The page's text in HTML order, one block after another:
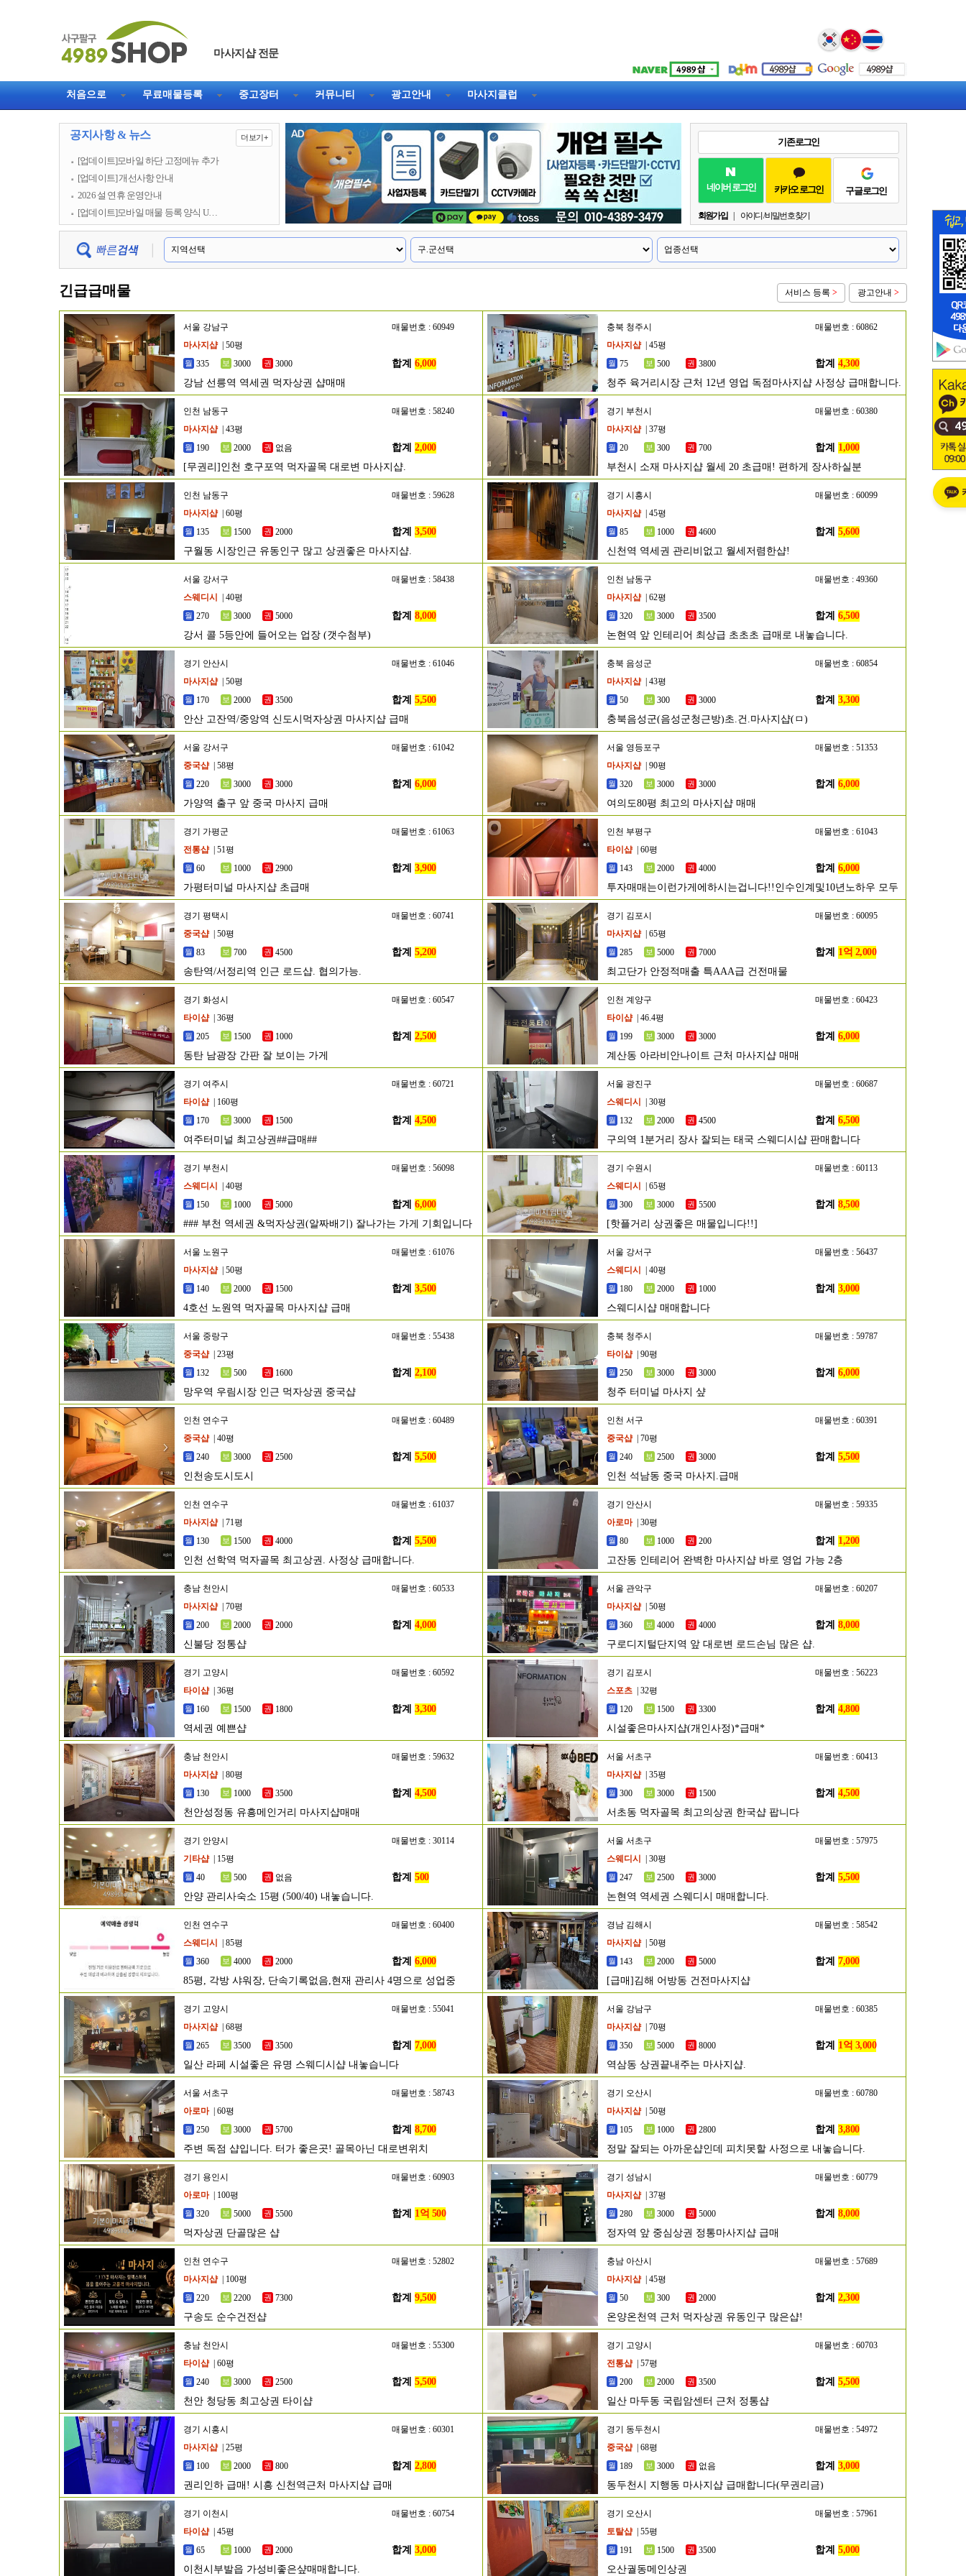
Select Language ▼
마사지샵 전문
처음으로 무료매물등록 중고장터 커뮤니티 광고안내 마사지클럽
공지사항 & 뉴스 더보기+
[업데이트]모바일 하단 고정메뉴 추가
[업데이트] 개선사항 안내
2026 설 연휴 운영안내
[업데이트]모바일 매물 등록 양식 U…
기존 로그인
네이버 로그인 카카오 로그인 구글 로그인
회원가입 아이디 / 비밀번호 찾기
긴급급매물 광고안내 >
서비스 등록 >
서울 강남구
매물번호 : 60949
마사지샵
| 50평
335
3000 3000 합계 6,000
강남 선릉역 역세권 먹자상권 샵매매
충북 청주시
매물번호 : 60862
마사지샵
| 45평
75
500 3800 합계 4,300
청주 육거리시장 근처 12년 영업 독점마사지샵 사정상 급매합니다.
인천 남동구
매물번호 : 58240
마사지샵
| 43평
190
2000 없음 합계 2,000
[무권리]인천 호구포역 먹자골목 대로변 마사지샵.
경기 부천시
매물번호 : 60380
마사지샵
| 37평
20
300 700 합계 1,000
부천시 소재 마사지샵 월세 20 초급매! 편하게 장사하실분
인천 남동구
매물번호 : 59628
마사지샵
| 60평
135
1500 2000 합계 3,500
구월동 시장인근 유동인구 많고 상권좋은 마사지샵.
경기 시흥시
매물번호 : 60099
마사지샵
| 45평
85
1000 4600 합계 5,600
신천역 역세권 관리비없고 월세저렴한샵!
서울 강서구
매물번호 : 58438
스웨디시
| 40평
270
3000 5000 합계 8,000
강서 콜 5등안에 들어오는 업장 (갯수첨부)
인천 남동구
매물번호 : 49360
마사지샵
| 62평
320
3000 3500 합계 6,500
논현역 앞 인테리어 최상급 초초초 급매로 내놓습니다.
경기 안산시
매물번호 : 61046
마사지샵
| 50평
170
2000 3500 합계 5,500
안산 고잔역/중앙역 신도시먹자상권 마사지샵 급매
충북 음성군
매물번호 : 60854
마사지샵
| 43평
50
300 3000 합계 3,300
충북음성군(음성군청근방)초.건.마사지샵(ㅁ)
서울 강서구
매물번호 : 61042
중국샵
| 58평
220
3000 3000 합계 6,000
가양역 출구 앞 중국 마사지 급매
서울 영등포구
매물번호 : 51353
마사지샵
| 90평
320
3000 3000 합계 6,000
여의도80평 최고의 마사지샵 매매
경기 가평군
매물번호 : 61063
전통샵
| 51평
60
1000 2900 합계 3,900
가평터미널 마사지샵 초급매
인천 부평구
매물번호 : 61043
타이샵
| 60평
143
2000 4000 합계 6,000
투자매매는이런가게에하시는겁니다!!인수인계및10년노하우 모두
승계
경기 평택시
매물번호 : 60741
중국샵
| 50평
83
700 4500 합계 5,200
송탄역/서정리역 인근 로드샵. 협의가능.
경기 김포시
매물번호 : 60095
마사지샵
| 65평
285
5000 7000 합계 1억 2,000
최고단가 안정적매출 특AAA급 건전매물
경기 화성시
매물번호 : 60547
타이샵
| 36평
205
1500 1000 합계 2,500
동탄 남광장 간판 잘 보이는 가게
인천 계양구
매물번호 : 60423
타이샵
| 46.4평
199
3000 3000 합계 6,000
계산동 아라비안나이트 근처 마사지샵 매매
경기 여주시
매물번호 : 60721
타이샵
| 160평
170
3000 1500 합계 4,500
여주터미널 최고상권##급매##
서울 광진구
매물번호 : 60687
스웨디시
| 30평
132
2000 4500 합계 6,500
구의역 1분거리 장사 잘되는 태국 스웨디시샵 판매합니다
경기 부천시
매물번호 : 56098
스웨디시
| 40평
150
1000 5000 합계 6,000
### 부천 역세권 &먹자상권(알짜배기) 잘나가는 가게 기회입니다
###
경기 수원시
매물번호 : 60113
스웨디시
| 65평
300
3000 5500 합계 8,500
[핫플거리 상권좋은 매물입니다!!]
서울 노원구
매물번호 : 61076
마사지샵
| 50평
140
2000 1500 합계 3,500
4호선 노원역 먹자골목 마사지샵 급매
서울 강서구
매물번호 : 56437
스웨디시
| 40평
180
2000 1000 합계 3,000
스웨디시샵 매매합니다
서울 중랑구
매물번호 : 55438
중국샵
| 23평
132
500 1600 합계 2,100
망우역 우림시장 인근 먹자상권 중국샵
충북 청주시
매물번호 : 59787
타이샵
| 90평
250
3000 3000 합계 6,000
청주 터미널 마사지 샾
인천 연수구
매물번호 : 60489
중국샵
| 40평
240
3000 2500 합계 5,500
인천송도시도시
인천 서구
매물번호 : 60391
중국샵
| 70평
240
2500 3000 합계 5,500
인천 석남동 중국 마사지.급매
인천 연수구
매물번호 : 61037
마사지샵
| 71평
130
1500 4000 합계 5,500
인천 선학역 먹자골목 최고상권. 사정상 급매합니다.
경기 안산시
매물번호 : 59335
아로마
| 30평
80
1000 200 합계 1,200
고잔동 인테리어 완벽한 마사지샵 바로 영업 가능 2층
충남 천안시
매물번호 : 60533
마사지샵
| 70평
200
2000 2000 합계 4,000
신불당 정통샵
서울 관악구
매물번호 : 60207
마사지샵
| 50평
360
4000 4000 합계 8,000
구로디지털단지역 앞 대로변 로드손님 많은 샵.
경기 고양시
매물번호 : 60592
타이샵
| 36평
160
1500 1800 합계 3,300
역세권 예쁜샵
경기 김포시
매물번호 : 56223
스포츠
| 32평
120
1500 3300 합계 4,800
시설좋은마사지샵(개인사정)*급매*
충남 천안시
매물번호 : 59632
마사지샵
| 80평
130
1000 3500 합계 4,500
천안성정동 유흥메인거리 마사지샵매매
서울 서초구
매물번호 : 60413
마사지샵
| 35평
300
3000 1500 합계 4,500
서초동 먹자골목 최고의상권 한국샵 팝니다
경기 안양시
매물번호 : 30114
기타샵
| 15평
40
500 없음 합계 500
안양 관리사숙소 15평 (500/40) 내놓습니다.
서울 서초구
매물번호 : 57975
스웨디시
| 30평
247
2500 3000 합계 5,500
논현역 역세권 스웨디시 매매합니다.
인천 연수구
매물번호 : 60400
스웨디시
| 85평
360
4000 2000 합계 6,000
85평, 각방 샤워장, 단속기록없음,현재 관리사 4명으로 성업중
경남 김해시
매물번호 : 58542
마사지샵
| 50평
143
2000 5000 합계 7,000
[급매]김해 어방동 건전마사지샵
경기 고양시
매물번호 : 55041
마사지샵
| 68평
265
3500 3500 합계 7,000
일산 라페 시설좋은 유명 스웨디시샵 내놓습니다
서울 강남구
매물번호 : 60385
마사지샵
| 70평
350
5000 8000 합계 1억 3,000
역삼동 상권끝내주는 마사지샵.
서울 서초구
매물번호 : 58743
아로마
| 60평
250
3000 5700 합계 8,700
주변 독점 샵입니다. 터가 좋은곳! 골목아닌 대로변위치
경기 오산시
매물번호 : 60780
마사지샵
| 50평
105
1000 2800 합계 3,800
정말 잘되는 아까운샵인데 피치못할 사정으로 내놓습니다.
경기 용인시
매물번호 : 60903
아로마
| 100평
320
5000 5500 합계 1억 500
먹자상권 단골많은 샵
경기 성남시
매물번호 : 60779
마사지샵
| 37평
280
3000 5000 합계 8,000
정자역 앞 중심상권 정통마사지샵 급매
인천 연수구
매물번호 : 52802
마사지샵
| 100평
220
2200 7300 합계 9,500
구송도 순수건전샵
충남 아산시
매물번호 : 57689
마사지샵
| 45평
50
300 2000 합계 2,300
온양온천역 근처 먹자상권 유동인구 많은샵!
충남 천안시
매물번호 : 55300
타이샵
| 60평
240
3000 2500 합계 5,500
천안 청당동 최고상권 타이샵
경기 고양시
매물번호 : 60703
전통샵
| 57평
200
2000 3500 합계 5,500
일산 마두동 국립암센터 근처 정통샵
경기 시흥시
매물번호 : 60301
마사지샵
| 25평
100
2000 800 합계 2,800
권리인하 급매! 시흥 신천역근처 마사지샵 급매
경기 동두천시
매물번호 : 54972
중국샵
| 68평
189
3000 없음 합계 3,000
동두천시 지행동 마사지샵 급매합니다(무권리금)
경기 이천시
매물번호 : 60754
타이샵
| 45평
65
1000 2000 합계 3,000
이천시부발읍 가성비좋은샾매매합니다.
경기 오산시
매물번호 : 57961
토탈샵
| 55평
191
1500 3500 합계 5,000
오산궐동메인상권